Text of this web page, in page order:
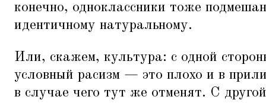
конечно, одноклассники тоже
идентичному натуральному.
Или, скажем, культура: с одной
условный расизм — это плохо и в
в случае чего тут же отменят. С